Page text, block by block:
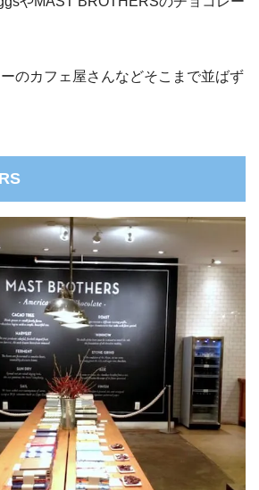
のカフェ屋さんなどそこまで並ばず